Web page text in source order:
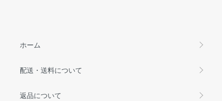
ホーム
配送・送料について
返品について